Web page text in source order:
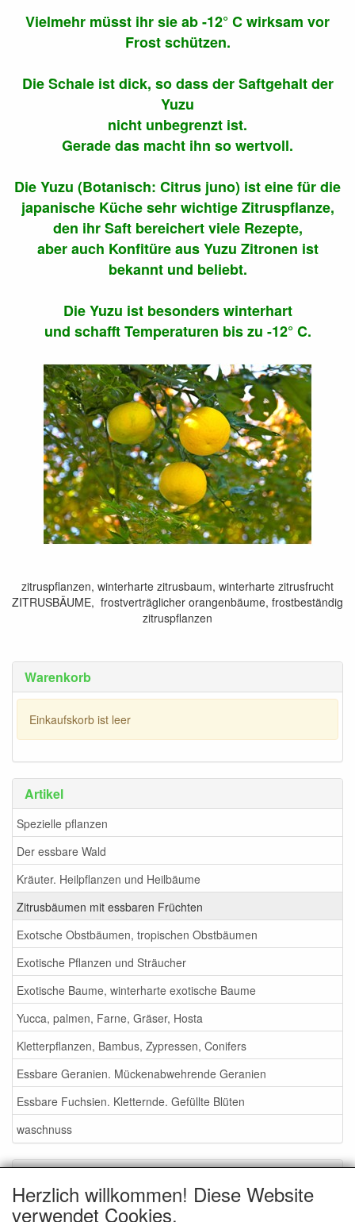
Warenkorb
Einkaufskorb ist leer
Artikel
Spezielle pflanzen
Der essbare Wald
Kräuter. Heilpflanzen und Heilbäume
Zitrusbäumen mit essbaren Früchten
Exotsche Obstbäumen, tropischen Obstbäumen
Exotische Pflanzen und Sträucher
Exotische Baume, winterharte exotische Baume
Yucca, palmen, Farne, Gräser, Hosta
Kletterpflanzen, Bambus, Zypressen, Conifers
Essbare Geranien. Mückenabwehrende Geranien
Essbare Fuchsien. Kletternde. Gefüllte Blüten
waschnuss
Gartenmessen 2026
Vielmehr müsst ihr sie ab -12° C wirksam vor
Frost schützen.
Die Schale ist dick, so dass der Saftgehalt der
Yuzu
nicht unbegrenzt ist.
Gerade das macht ihn so wertvoll.
Die Yuzu (Botanisch: Citrus juno) ist eine für die
japanische Küche sehr wichtige Zitruspflanze,
den ihr Saft bereichert viele Rezepte,
aber auch Konfitüre aus Yuzu Zitronen ist
bekannt und beliebt.
Die Yuzu ist besonders winterhart
und schafft Temperaturen bis zu -12° C.
zitruspflanzen, winterharte zitrusbaum, winterharte zitrusfrucht
ZITRUSBÄUME, frostverträglicher orangenbäume, frostbeständig
zitruspflanzen
Herzlich willkommen! Diese Website
verwendet Cookies.